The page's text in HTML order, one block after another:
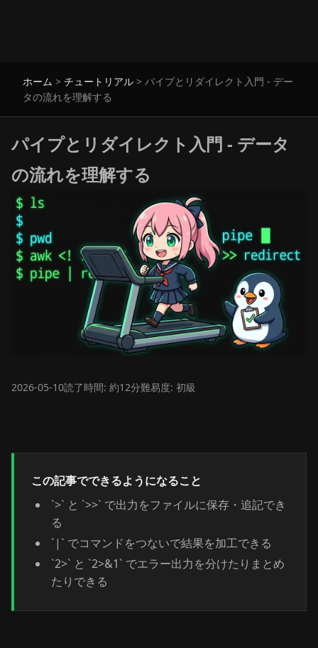
ホーム > チュートリアル > パイプとリダイレクト入門 - デー
タの流れを理解する
パイプとリダイレクト入門 - データ
の流れを理解する
2026-05-10読了時間: 約12分難易度: 初級
この記事でできるようになること
`>` と `>>` で出力をファイルに保存・追記でき
る
`|` でコマンドをつないで結果を加工できる
`2>` と `2>&1` でエラー出力を分けたりまとめ
たりできる